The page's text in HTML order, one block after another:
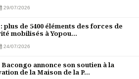
29/07/2026
: plus de 5400 éléments des forces de
mobilisés à Yopou...
24/07/2026
Bacongo annonce son soutien à la
de la Maison de la P...